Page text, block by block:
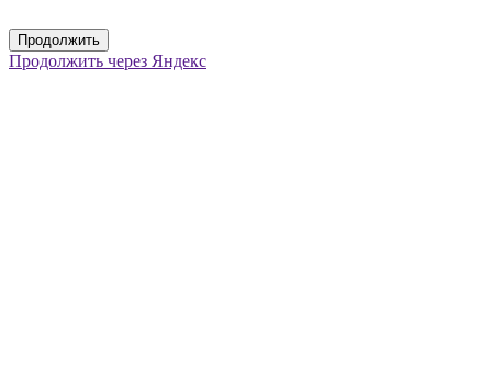
Продолжить
Продолжить через Яндекс